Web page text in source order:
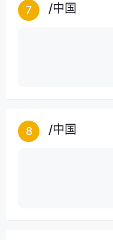
7 /中国
8 /中国